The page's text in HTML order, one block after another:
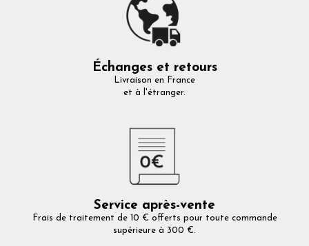
Échanges et retours
Livraison en France
et à l'étranger.
Service après-vente
Frais de traitement de 10 € offerts pour toute commande
supérieure à 300 €.